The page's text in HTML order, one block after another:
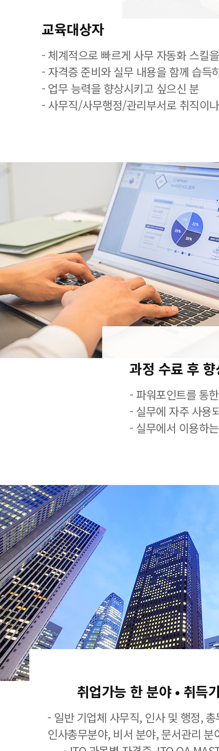
교육대상자
- 체계적으로 빠르게 사무 자동화 스킬
- 자격증 준비와 실무 내용을 함께 습득
- 업무 능력을 향상시키고 싶으신 분
- 사무직/사무행정/관리부서로 취직이
과정 수료 후
- 파워포인트를 통
- 실무에 자주 사용
- 실무에서 이용하
취업가능 한 분야 • 취득
- 일반 기업체 사무직, 인사 및 행정,
인사총무분야, 비서 분야, 문서관리